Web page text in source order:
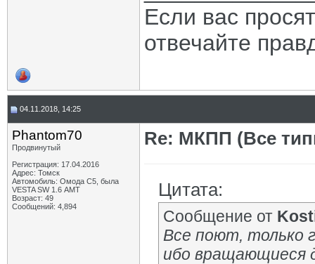
Если вас
отвечайте
04.11.2018, 14:25
Phantom70
Продвинутый
Регистрация: 17.04.2016
Адрес: Томск
Автомобиль: Омода С5, была
VESTA SW 1.6 АМТ
Возраст: 49
Сообщений: 4,894
Re: МКПП (Все
Цитата:
Сообщение от
Все поют, только
ибо вращающиеся